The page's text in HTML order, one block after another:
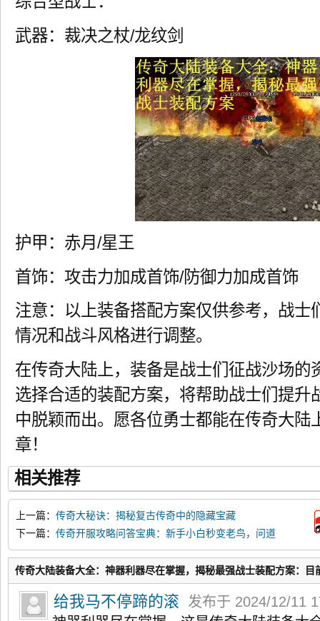
武器：裁决之杖/龙纹剑
护甲：赤月/星王
首饰：攻击力加成首饰/防御力加成首饰
注意：以上装备搭配方案仅供参考，战士
情况和战斗风格进行调整。
在传奇大陆上，装备是战士们征战沙场的
选择合适的装配方案，将帮助战士们提升
中脱颖而出。愿各位勇士都能在传奇大陆
章！
相关推荐
上一篇： 传奇大秘诀：揭秘复古传奇中的隐藏宝藏
下一篇： 传奇开服攻略问答宝典：新手小白秒变老鸟，问道
成神之路
传奇大陆装备大全：神器利器尽在掌握，揭秘最强战士装配方案：目
给我马不停蹄的滚
发布于 2024/12/11